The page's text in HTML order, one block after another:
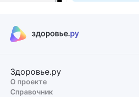
Здоровье.ру
О проекте
Справочник